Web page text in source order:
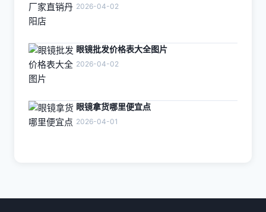
2026-04-02
眼镜批发价格表大全图片
2026-04-02
眼镜拿货哪里便宜点
2026-04-01